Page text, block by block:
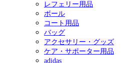
レフェリー用品
ボール
コート用品
バッグ
アクセサリー・グッズ
ケア・サポーター用品
adidas